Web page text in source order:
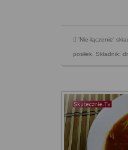
'Nie-łączenie'
posiłek, Składnik: